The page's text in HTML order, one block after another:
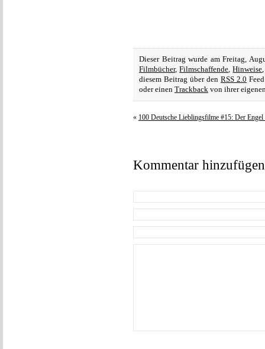
Dieser Beitrag wurde am Freitag,
Filmbücher,Filmschaffende,Hinweise
diesem Beitrag über den RSS 2.0
oder einen Trackback von ihrer
« 100 Deutsche Lieblingsfilme #15: Der
Kommentar hinzufügen